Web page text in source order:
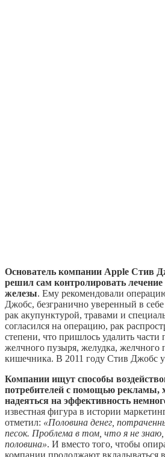
Основатель компании Apple Стив
решил сам контролировать
железы. Ему рекомендовали
Джобс, безгранично уверенный в себе
рак акупунктурой, травами и
согласился на операцию, рак
степени, что пришлось удалить
желчного пузыря, желудка, желчного
кишечника. В 2011 году Стив Джобс
Компании ищут способы
потребителей с помощью рекламы,
надеяться на эффективность
известная фигура в истории
отметил: «Половина денег,
песок. Проблема в том, что я не знаю,
половина». И вместо того, чтобы
компании продолжают вкладываться